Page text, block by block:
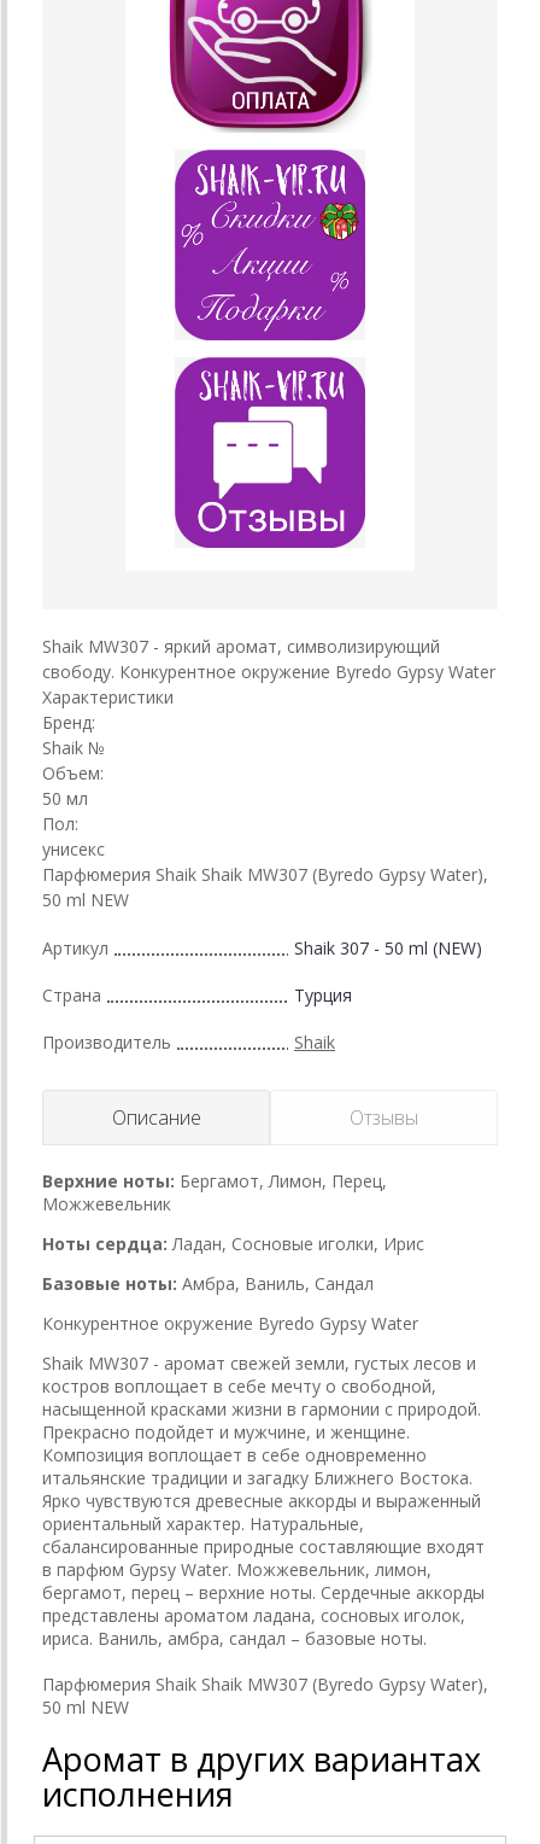
Shaik MW307 - яркий аромат, символизирующий
свободу. Конкурентное окружение Byredo Gypsy Water
Характеристики
Бренд:
Shaik №
Объем:
50 мл
Пол:
унисекс
Парфюмерия Shaik Shaik MW307 (Byredo Gypsy Water),
50 ml NEW
Артикул Shaik 307 - 50 ml (NEW)
Страна Турция
Производитель Shaik
Описание Отзывы
Верхние ноты: Бергамот, Лимон, Перец,
Можжевельник
Ноты сердца: Ладан, Сосновые иголки, Ирис
Базовые ноты: Амбра, Ваниль, Сандал
Конкурентное окружение Byredo Gypsy Water
Shaik MW307 - аромат свежей земли, густых лесов и
костров воплощает в себе мечту о свободной,
насыщенной красками жизни в гармонии с природой.
Прекрасно подойдет и мужчине, и женщине.
Композиция воплощает в себе одновременно
итальянские традиции и загадку Ближнего Востока.
Ярко чувствуются древесные аккорды и выраженный
ориентальный характер. Натуральные,
сбалансированные природные составляющие входят
в парфюм Gypsy Water. Можжевельник, лимон,
бергамот, перец – верхние ноты. Сердечные аккорды
представлены ароматом ладана, сосновых иголок,
ириса. Ваниль, амбра, сандал – базовые ноты.
Парфюмерия Shaik Shaik MW307 (Byredo Gypsy Water),
50 ml NEW
Аромат в других вариантах
исполнения